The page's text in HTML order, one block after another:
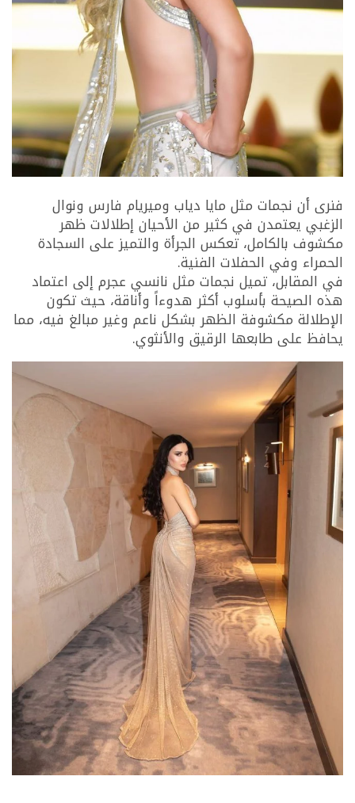
فنرى أن نجمات مثل مايا دياب وميريام فارس ونوال
الزغبي يعتمدن في كثير من الأحيان إطلالات ظهر
مكشوف بالكامل، تعكس الجرأة والتميز على السجادة
الحمراء وفي الحفلات الفنية.
في المقابل، تميل نجمات مثل نانسي عجرم إلى اعتماد
هذه الصيحة بأسلوب أكثر هدوءاً وأناقة، حيث تكون
الإطلالة مكشوفة الظهر بشكل ناعم وغير مبالغ فيه، مما
يحافظ على طابعها الرقيق والأنثوي.